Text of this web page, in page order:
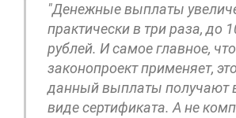
"Денежные выплаты
практически в три раза, до
рублей. И самое главное,
законопроект применяет,
данный выплаты получают
виде сертификата. А не